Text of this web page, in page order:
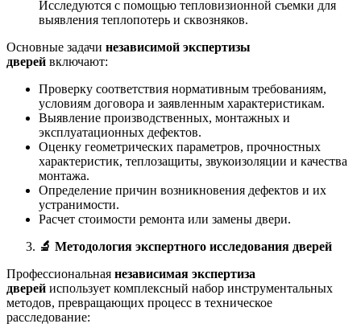
Исследуются с помощью тепловизионной съемки для
выявления теплопотерь и сквозняков.
Основные задачи независимой экспертизы
дверей включают:
Проверку соответствия нормативным требованиям,
условиям договора и заявленным характеристикам.
Выявление производственных, монтажных и
эксплуатационных дефектов.
Оценку геометрических параметров, прочностных
характеристик, теплозащиты, звукоизоляции и качества
монтажа.
Определение причин возникновения дефектов и их
устранимости.
Расчет стоимости ремонта или замены двери.
🔬 Методология экспертного исследования дверей
Профессиональная независимая экспертиза
дверей использует комплексный набор инструментальных
методов, превращающих процесс в техническое
расследование: